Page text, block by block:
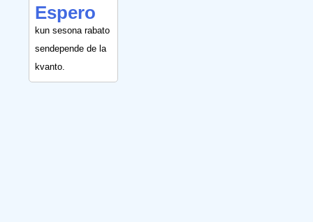
Espero
kun sesona rabato
sendepende de la
kvanto.